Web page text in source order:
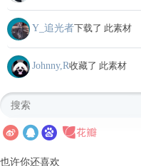
Y_追光者下载了 此素材
Johnny,R收藏了 此素材
也许你还喜欢